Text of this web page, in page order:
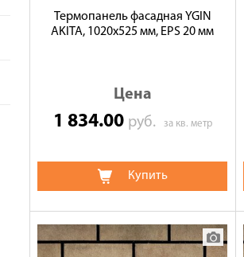
Термопанель фасадная YGIN
AKITA, 1020х525 мм, EPS 20 мм
Цена
1 834.00 руб. за кв. метр
Купить